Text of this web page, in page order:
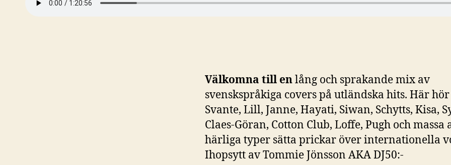
Välkomna till enlång och sprakande mix av
svenskspråkiga covers på utländska hits. Här
Svante, Lill, Janne, Hayati, Siwan, Schytts, Kisa,
Claes-Göran, Cotton Club, Loffe, Pugh och massa
härliga typer sätta prickar över internationella
Ihopsytt av Tommie Jönsson AKA DJ50:-